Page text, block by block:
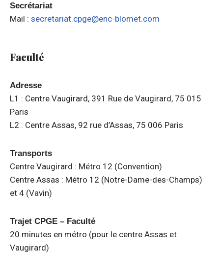
Secrétariat
Mail : secretariat.cpge@enc-blomet.com
Faculté
Adresse
L1 : Centre Vaugirard, 391 Rue de Vaugirard, 75 015
Paris
L2 : Centre Assas, 92 rue d’Assas, 75 006 Paris
Transports
Centre Vaugirard : Métro 12 (Convention)
Centre Assas : Métro 12 (Notre-Dame-des-Champs)
et 4 (Vavin)
Trajet CPGE – Faculté
20 minutes en métro (pour le centre Assas et
Vaugirard)